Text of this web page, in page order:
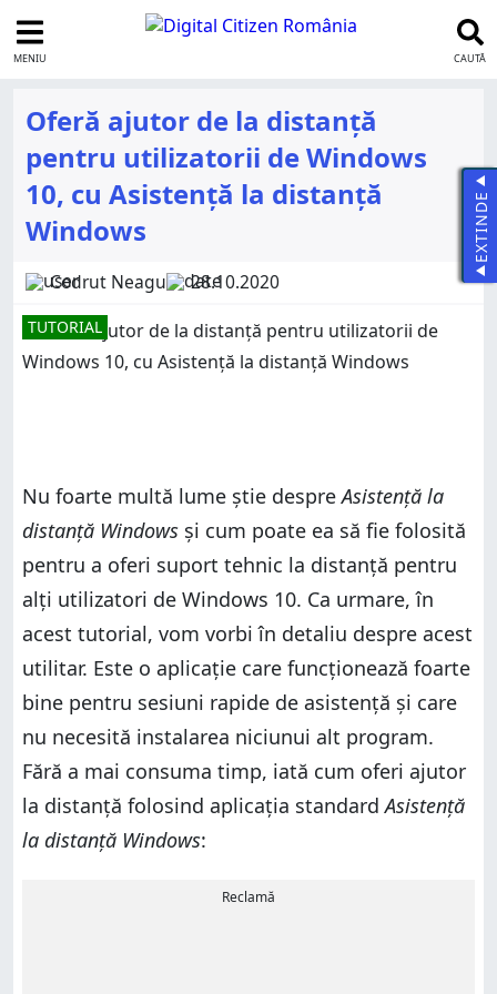
MENIU CAUTĂ
Oferă ajutor de la distanță
pentru utilizatorii de Windows
10, cu Asistență la distanță
Windows
Codrut Neagu 28.10.2020
TUTORIAL
Nu foarte multă lume știe despreAsistență la
distanță Windows și cum poate ea să fie folosită
pentru a oferi suport tehnic la distanță pentru
alți utilizatori de Windows 10. Ca urmare, în
acest tutorial, vom vorbi în detaliu despre acest
utilitar. Este o aplicație care funcționează foarte
bine pentru sesiuni rapide de asistență și care
nu necesită instalarea niciunui alt program.
Fără a mai consuma timp, iată cum oferi ajutor
la distanță folosind aplicația standardAsistență
la distanță Windows:
Reclamă
EXTINDE